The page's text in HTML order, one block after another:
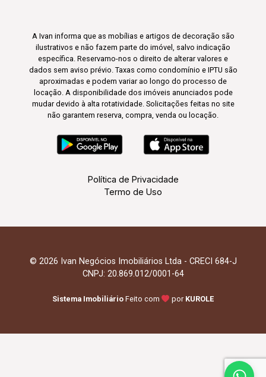
A Ivan informa que as mobílias e artigos de decoração são
ilustrativos e não fazem parte do imóvel, salvo indicação
específica. Reservamo-nos o direito de alterar valores e
dados sem aviso prévio. Taxas como condomínio e IPTU são
aproximadas e podem variar ao longo do processo de
locação. A disponibilidade dos imóveis anunciados pode
mudar devido à alta rotatividade. Solicitações feitas no site
não garantem reserva, compra, venda ou locação.
Política de Privacidade
Termo de Uso
© 2026 Ivan Negócios Imobiliários Ltda - CRECI 684-J
CNPJ: 20.869.012/0001-64
Sistema Imobiliário Feito com por KUROLE